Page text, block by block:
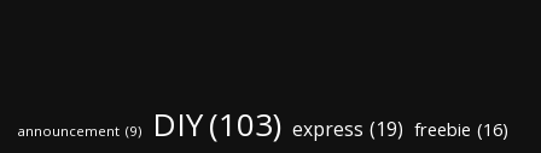
announcement (9) DIY(103) express (19) freebie (16)